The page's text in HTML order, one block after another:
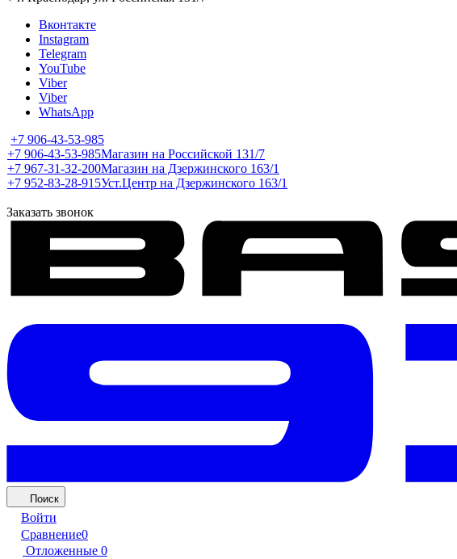
Вконтакте
Instagram
Telegram
YouTube
Viber
Viber
WhatsApp
+7 906-43-53-985
+7 906-43-53-985Магазин на Российской 131/7
+7 967-31-32-200Магазин на Дзержинского 163/1
+7 952-83-28-915Уст.Центр на Дзержинского 163/1
Заказать звонок
Поиск
Войти
Сравнение0
Отложенные 0